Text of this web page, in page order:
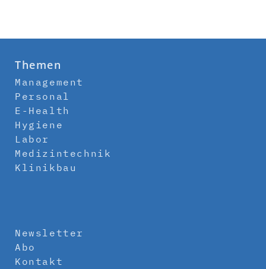
Themen
Management
Personal
E-Health
Hygiene
Labor
Medizintechnik
Klinikbau
Newsletter
Abo
Kontakt